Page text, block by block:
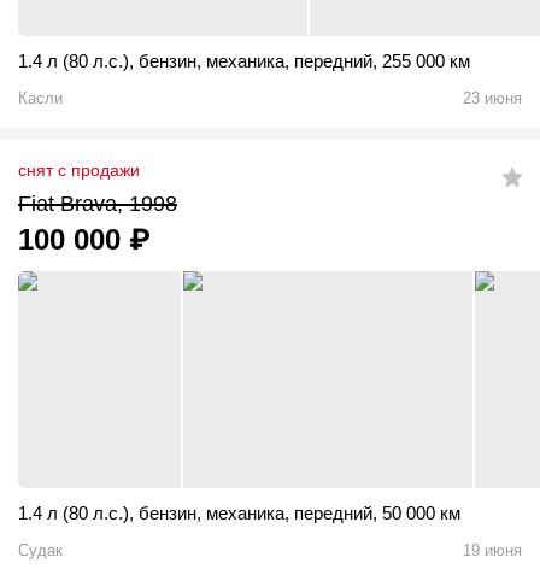
1.4 л (80 л.с.), бензин, механика, передний, 255 000 км
Касли 23 июня
снят с продажи
Fiat Brava, 1998
100 000 ₽
1.4 л (80 л.с.), бензин, механика, передний, 50 000 км
Судак 19 июня